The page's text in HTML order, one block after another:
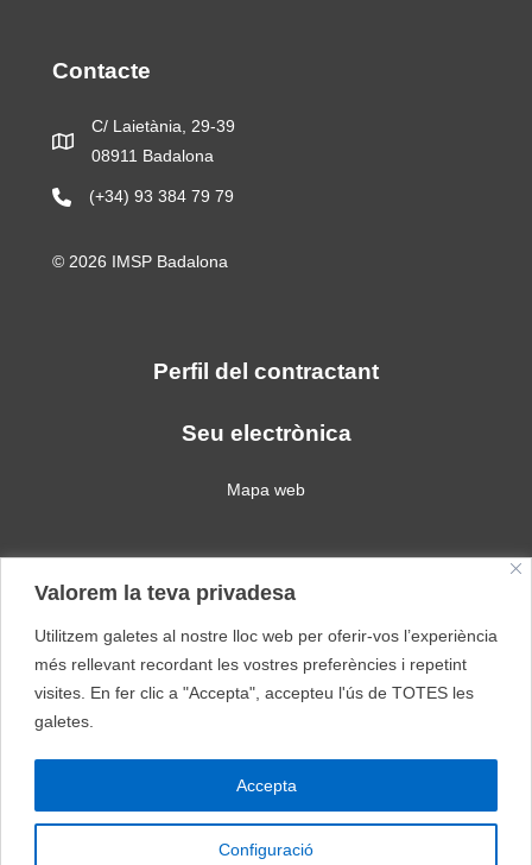
Valorem la teva privadesa
Utilitzem galetes al nostre lloc web per oferir-vos l’experiència
més rellevant recordant les vostres preferències i repetint
visites. En fer clic a "Accepta", accepteu l'ús de TOTES les
galetes.
Configuració
Accepta
Contacte
C/ Laietània, 29-39
08911 Badalona
(+34) 93 384 79 79
© 2026 IMSP Badalona
Perfil del contractant
Seu electrònica
Mapa web
Política de galetes
Escola Can Barriga